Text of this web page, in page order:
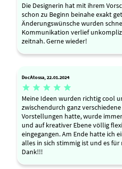
Die Designerin hat mit ihrem
schon zu Beginn beinahe exakt
Änderungswünsche wurden
Kommunikation verlief
zeitnah. Gerne wieder!
DocAtossa, 22.01.2024
    
Meine Ideen wurden richtig cool
zwischendurch ganz
Vorstellungen hatte, wurde
und auf kreativer Ebene völlig
eingegangen. Am Ende hatte ich
alles in sich stimmig ist und es für
Dank!!!